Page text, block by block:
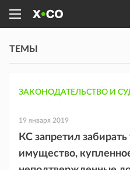
ТЕМЫ
ЗАКОНОДАТЕЛЬСТВО И
19 января 2019
КС запретил
имущество,